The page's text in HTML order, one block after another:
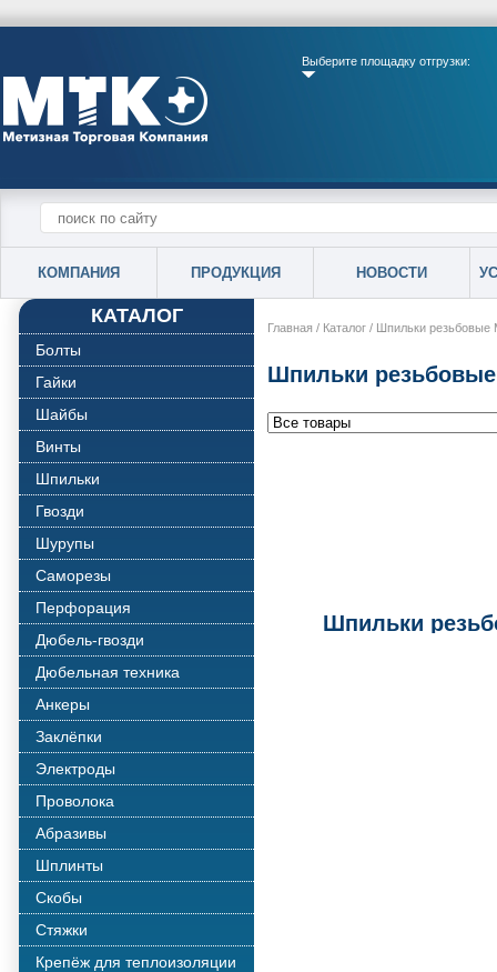
Выберите площадку отгрузки:
КОМПАНИЯ ПРОДУКЦИЯ НОВОСТИ
КАТАЛОГ
Болты
Гайки
Шайбы
Винты
Шпильки
Гвозди
Шурупы
Саморезы
Перфорация
Дюбель-гвозди
Дюбельная техника
Анкеры
Заклёпки
Электроды
Проволока
Абразивы
Шплинты
Скобы
Стяжки
Крепёж для теплоизоляции
Главная / Каталог / Шпильки резьбовые
Шпильки
Шпильки